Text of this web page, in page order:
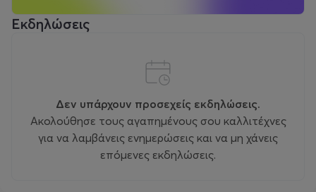
Εκδηλώσεις
Δεν υπάρχουν προσεχείς εκδηλώσεις.
Ακολούθησε τους αγαπημένους σου καλλιτέχνες
για να λαμβάνεις ενημερώσεις και να μη χάνεις
επόμενες εκδηλώσεις.